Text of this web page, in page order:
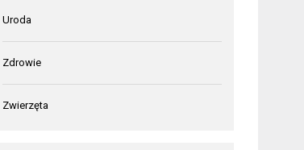
Uroda
Zdrowie
Zwierzęta